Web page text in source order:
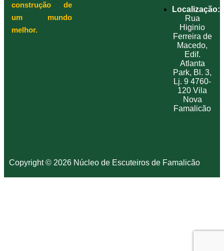
construção de
um mundo
melhor.
Localização:
Rua
Higinio
Ferreira de
Macedo,
Edif.
Atlanta
Park, Bl. 3,
Lj. 9 4760-
120 Vila
Nova
Famalicão
Copyright © 2026 Núcleo de Escuteiros de Famalicão